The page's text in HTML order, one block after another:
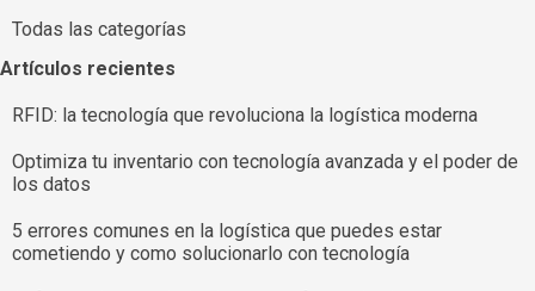
Todas las categorías
Saltar el bloque Artículos recientes
Artículos recientes
RFID: la tecnología que revoluciona la logística moderna
Optimiza tu inventario con tecnología avanzada y el poder de
los datos
5 errores comunes en la logística que puedes estar
cometiendo y como solucionarlo con tecnología